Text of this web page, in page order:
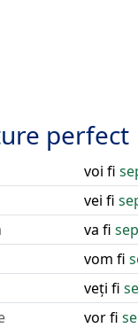
perfect
voi fi
vei fi
va fi
vom fi
veți fi
vor fi